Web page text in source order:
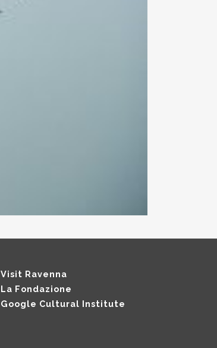
Visit Ravenna
La Fondazione
Google Cultural Institute